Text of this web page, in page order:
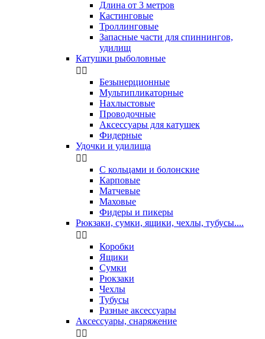
Длина от 3 метров
Кастинговые
Троллинговые
Запасные части для спиннингов,
удилищ
Катушки рыболовные
 
Безынерционные
Мультипликаторные
Нахлыстовые
Проводочные
Аксессуары для катушек
Фидерные
Удочки и удилища
 
С кольцами и болонские
Карповые
Матчевые
Маховые
Фидеры и пикеры
Рюкзаки, сумки, ящики, чехлы, тубусы....
 
Коробки
Ящики
Сумки
Рюкзаки
Чехлы
Тубусы
Разные аксессуары
Аксессуары, снаряжение
 